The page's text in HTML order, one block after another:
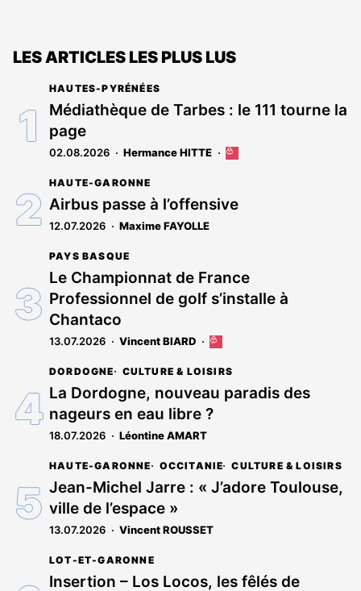
LES ARTICLES LES PLUS LUS
HAUTES-PYRÉNÉES
Médiathèque de Tarbes : le 111 tourne la
page
02.08.2026 Hermance HITTE
Cet
réservé
aux
HAUTE-GARONNE
Airbus passe à l’offensive
12.07.2026 Maxime FAYOLLE
PAYS BASQUE
Le Championnat de France
Professionnel de golf s’installe à
Chantaco
13.07.2026 Vincent BIARD
Cet
est
réservé
aux
abonnés
DORDOGNE CULTURE & LOISIRS
La Dordogne, nouveau paradis des
nageurs en eau libre ?
18.07.2026 Léontine AMART
HAUTE-GARONNE OCCITANIE CULTURE & LOISIRS
Jean-Michel Jarre : « J’adore Toulouse,
ville de l’espace »
13.07.2026 Vincent ROUSSET
LOT-ET-GARONNE
Insertion – Los Locos, les fêlés de